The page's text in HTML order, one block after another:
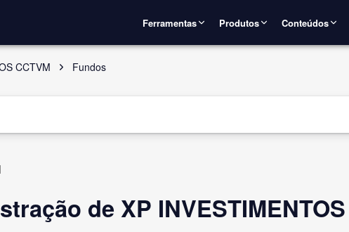
Ferramentas Produtos Conteúdos
CCTVM Fundos
de XP